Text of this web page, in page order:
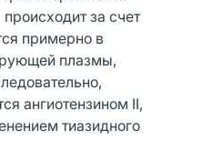
за счет
примерно в
плазмы,
ангиотензином II,
тиазидного